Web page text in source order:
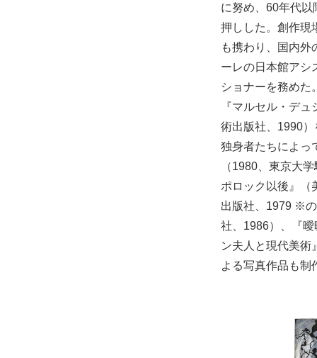
に努め、60年代
押しした。創作現
も携わり、国内
ーレの日本館アシ
ショナーを務めた
『マルセル・デ
術出版社、1990
独身者たちによっ
（1980、東京大
ポロック以後』
出版社、1979 ※
社、1986）、『
ン夫人と現代美術
よる写真作品も制